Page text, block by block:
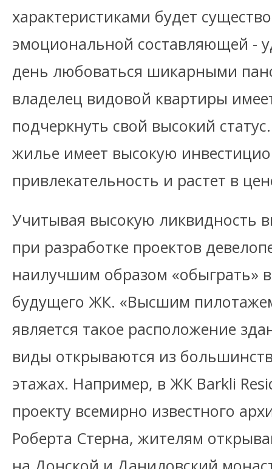
характеристиками будет
эмоциональной составляющей -
день любоваться шикарными
владелец видовой квартиры
подчеркнуть свой высокий
жилье имеет высокую
привлекательность и растет в
Учитывая высокую ликвидность
при разработке проектов
наилучшим образом «обыграть»
будущего ЖК. «Высшим
является такое расположение
виды открываются из
этажах. Например, в ЖК Barkli
проекту всемирно известного
Роберта Стерна, жителям